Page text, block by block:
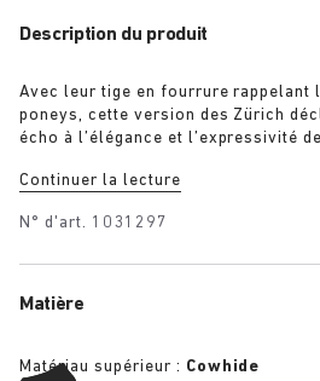
Description du produit
Avec leur tige en fourrure rappelant
poneys, cette version des Zürich
écho à l’élégance et l’expressivité
le classique intemporel est ainsi
Continuer la lecture
N° d'art. 1031297
Matière
Matériau supérieur : Cowhide